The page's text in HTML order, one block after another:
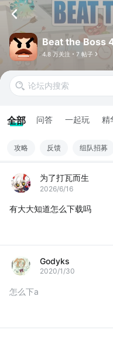
Beat the Boss
4.8 万关注 7 帖子
全部 问答 一起玩 精
攻略 反馈 组队招募
为了打瓦而生
2026/6/16
有大大知道怎么下载吗
Godyks
2020/1/30
怎么下a